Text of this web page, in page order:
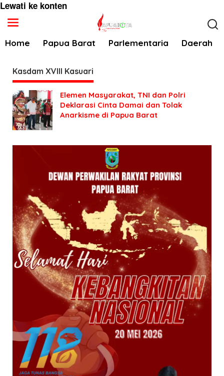
Lewati ke konten
Home Papua Barat Parlementaria Daerah
Kasdam XVIII Kasuari
Elemen Masyarakat, TNI dan Polri
Deklarasi Cinta Damai dan Tolak
Anarkisme di Papua Barat